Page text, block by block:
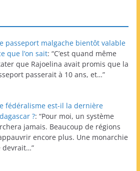
passeport malgache bientôt valable
que l’on sait: “C’est quand même
que Rajoelina avait promis que la
passerait à 10 ans, et…”
fédéralisme est-il la dernière
?: “Pour moi, un système
jamais. Beaucoup de régions
encore plus. Une monarchie
devrait…”